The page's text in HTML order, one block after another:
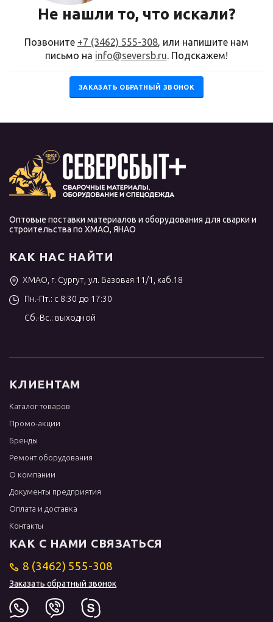
Не нашли то, что искали?
Позвоните +7 (3462) 555-308, или напишите нам
письмо на info@seversb.ru. Подскажем!
ЗАКАЗАТЬ ОБРАТНЫЙ ЗВОНОК
Оптовые поставки материалов и оборудования для сварки и
строительства по ХМАО, ЯНАО
КАК НАС НАЙТИ
ХМАО, г. Сургут, ул. Базовая 11/1, каб.18
Пн.-Пт.: с 8:30 до 17:30
Сб.-Вс.: выходной
КЛИЕНТАМ
Каталог товаров
Промо-акции
Бренды
Ремонт оборудования
О компании
Документы предприятия
Оплата и доставка
Контакты
КАК С НАМИ СВЯЗАТЬСЯ
8 (3462) 555-308
Заказать обратный звонок